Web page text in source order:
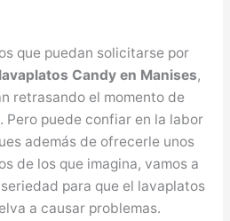
que puedan solicitarse por
Candy en Manises,
retrasando el momento de
Pero puede confiar en la labor
además de ofrecerle unos
de los que imagina, vamos a
para que el lavaplatos
a causar problemas.